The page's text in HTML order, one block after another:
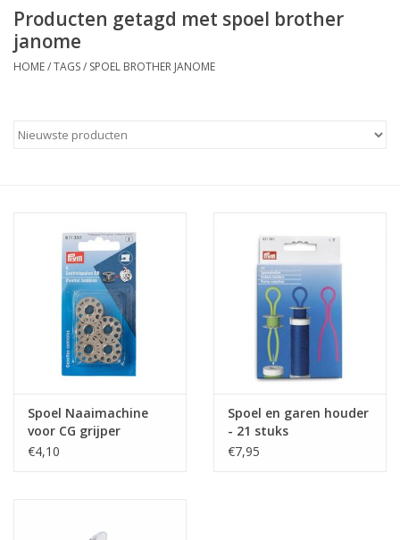
Fournituren
Patronen
Producten getagd met spoel brother
janome
HOME/TAGS/ SPOEL BROTHER JANOME
Spoel Naaimachine
voor CG grijper
€4,10
Spoel en garen houder
- 21 stuks
€7,95